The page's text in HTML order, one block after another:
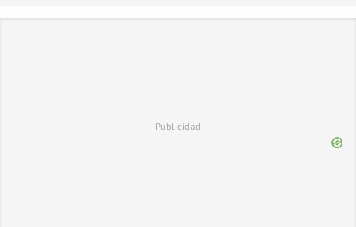
Publicidad